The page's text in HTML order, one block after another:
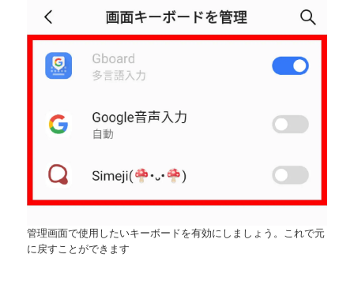
管理画面で使用したいキーボードを有効にしましょう。これで元
に戻すことができます